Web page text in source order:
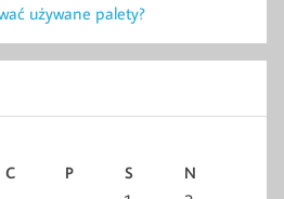
używane palety?
C P S N